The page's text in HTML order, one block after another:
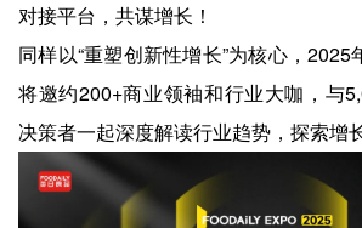
对接平台，共谋增长！
同样以“重塑创新性增长”为核心，
将邀约200+商业领袖和行业大咖，与
决策者一起深度解读行业趋势，探索增